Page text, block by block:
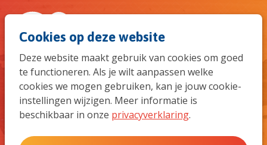
Cookies op deze website
Deze website maakt gebruik van cookies om goed
te functioneren. Als je wilt aanpassen welke
cookies we mogen gebruiken, kan je jouw cookie-
instellingen wijzigen. Meer informatie is
beschikbaar in onze privacyverklaring.
naar
de
Q&A Re-entry